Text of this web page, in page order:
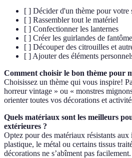
[ ] Décider d'un thème pour votre
[ ] Rassembler tout le matériel
[ ] Confectionner les lanternes
[ ] Créer les guirlandes de
[ ] Découper des citrouilles et
[ ] Ajouter des éléments
Comment choisir le bon thème pour
Choisissez un thème qui vous inspire!
horreur vintage » ou « monstres
orienter toutes vos décorations et
Quels matériaux sont les meilleurs
extérieures ?
Optez pour des matériaux résistants
plastique, le métal ou certains tissus
décorations ne s’abîment pas facilement.